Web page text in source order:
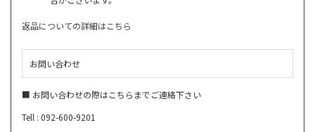
返品についての詳細はこちら
お問い合わせ
■ お問い合わせの際はこちらまでご連絡下さい
Tell : 092-600-9201